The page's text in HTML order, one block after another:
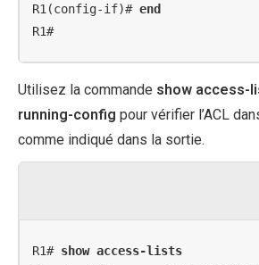
R1(config-if)# end
R1#
Utilisez la commande show access-
running-config pour vérifier l’ACL
comme indiqué dans la sortie.
R1# show access-lists